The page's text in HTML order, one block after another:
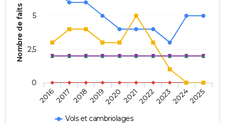
Nombre de faits
Vols et cambriolages
20162017 20182019202020212022202320242025
0
2,5
5